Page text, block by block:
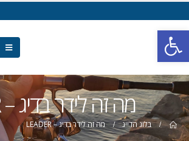
פתח סרגל נגישות
מה זה לידר בדיג – LEADER
בלוג הדייג מה זה לידר בדיג – LEADER